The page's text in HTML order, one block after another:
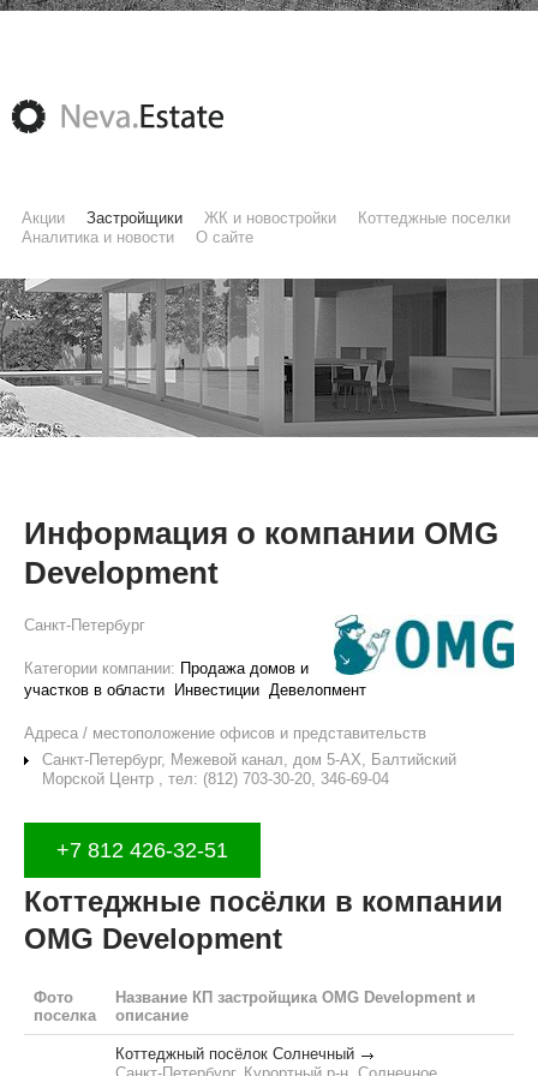
Акции Застройщики ЖК и новостройки
Коттеджные поселки
Аналитика и новости
О сайте
Информация о компании OMG
Development
Санкт-Петербург
Категории компании: Продажа домов и
участков в области
Инвестиции Девелопмент
Адреса / местоположение офисов и представительств
Санкт-Петербург, Межевой канал, дом 5-АХ, Балтийский
Морской Центр , тел: (812) 703-30-20, 346-69-04
+7 812 426-32-51
Коттеджные посёлки в компании
OMG Development
Фото
поселка
Название КП застройщика OMG Development и
описание
Коттеджный посёлок Солнечный